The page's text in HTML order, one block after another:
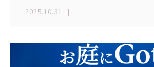
2025.10.31